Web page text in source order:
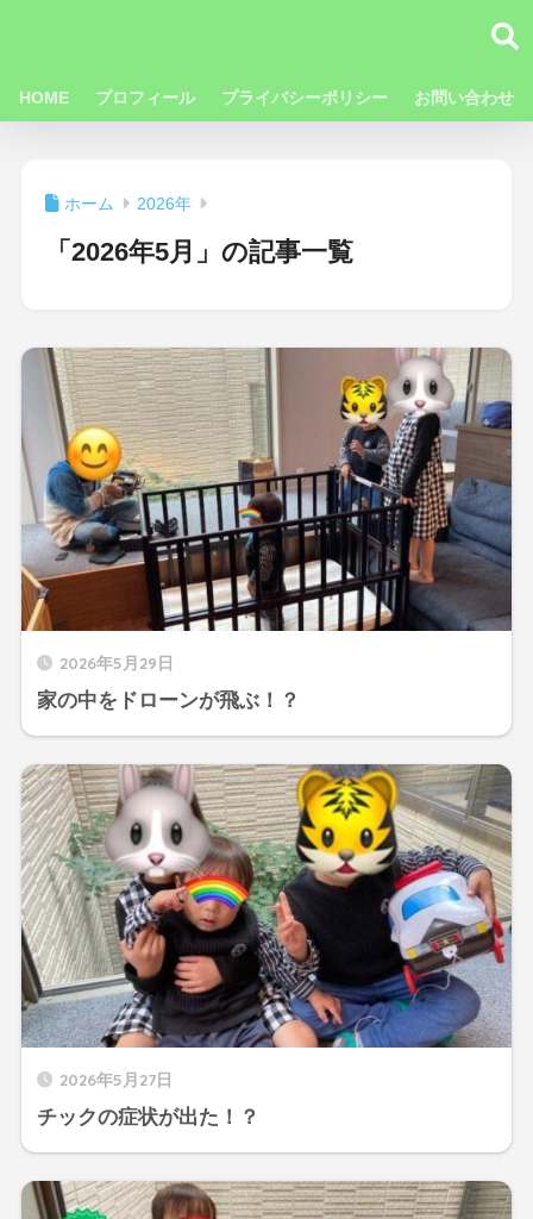
HOME プロフィール プライバシーポリシー お問い合わせ
ホーム 2026年
「2026年5月」の記事一覧
2026年5月29日
家の中をドローンが飛ぶ！？
2026年5月27日
チックの症状が出た！？